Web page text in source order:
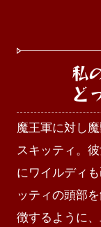
私
ど
魔王軍に対し
スキッティ。
にワイルディ
ッティの頭部
徴するように